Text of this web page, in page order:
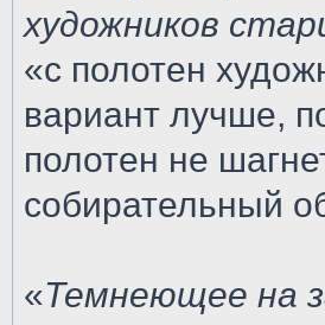
художников
«с полотен
вариант лучше,
полотен не
собирательный
«Темнеющее на